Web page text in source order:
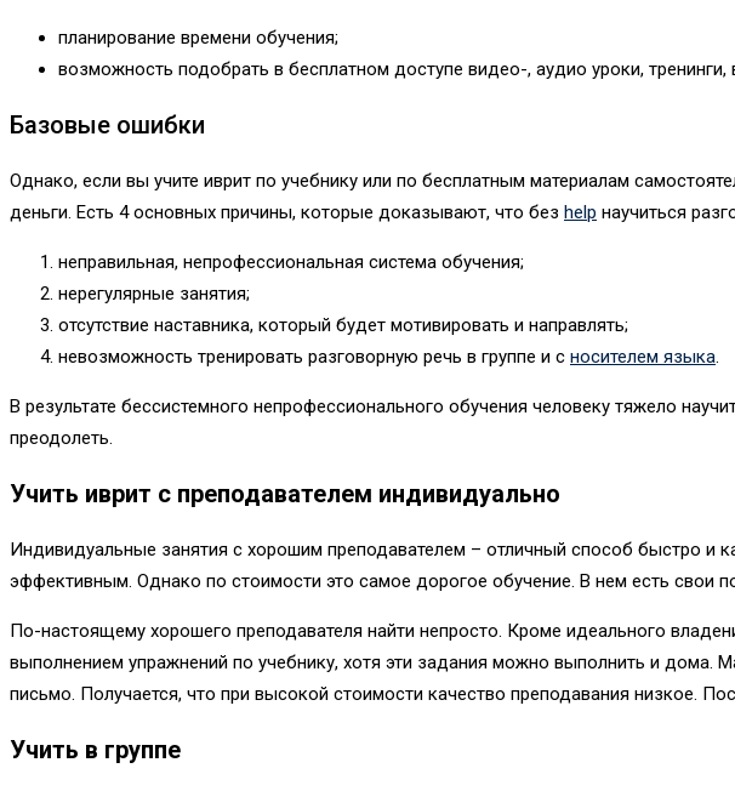
планирование времени обучения;
возможность подобрать в бесплатном доступе видео-, аудио уроки, тренинги,
Базовые ошибки
Однако, если вы учите иврит по учебнику или по бесплатным материалам
деньги. Есть 4 основных причины, которые доказывают, что без help научиться
неправильная, непрофессиональная система обучения;
нерегулярные занятия;
отсутствие наставника, который будет мотивировать и направлять;
невозможность тренировать разговорную речь в группе и с носителем языка
В результате бессистемного непрофессионального обучения человеку тяжело
преодолеть.
Учить иврит с преподавателем индивидуально
Индивидуальные занятия с хорошим преподавателем – отличный способ быстро и
эффективным. Однако по стоимости это самое дорогое обучение. В нем есть свои
По-настоящему хорошего преподавателя найти непросто. Кроме идеального
выполнением упражнений по учебнику, хотя эти задания можно выполнить и дома.
письмо. Получается, что при высокой стоимости качество преподавания низкое.
Учить в группе